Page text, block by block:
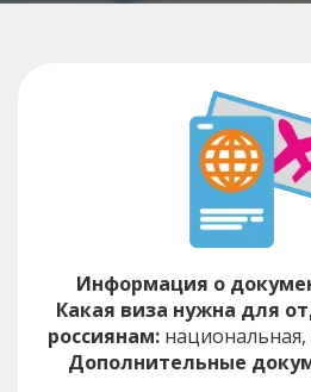
Информация о
Какая виза нужна для
россиянам:
Дополнительные